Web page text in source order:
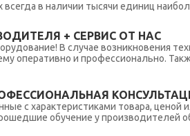
в наличии тысячи единиц
+ СЕРВИС ОТ НАС
В случае возникновения
оперативно и профессионально.
с характеристиками товара, ценой
обучение у производителей